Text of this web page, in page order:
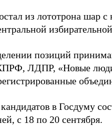
из лототрона шар
позиций
ЛДПР, «Новые
в Госдуму
с 18 по 20 сентября.